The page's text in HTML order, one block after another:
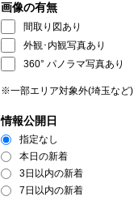
画像の有無
間取り図あり
外観･内観写真あり
360° パノラマ写真あり
※一部エリア対象外(埼玉など)
情報公開日
指定なし
本日の新着
3日以内の新着
7日以内の新着